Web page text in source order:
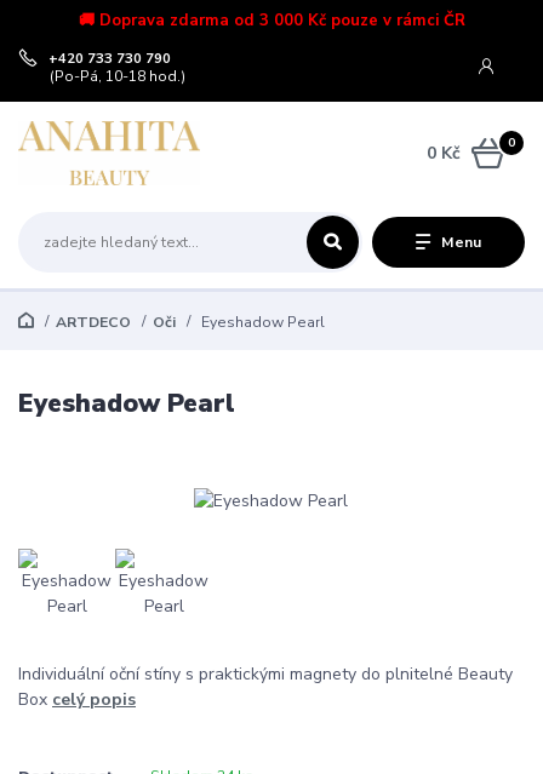
🚚 Doprava zdarma od 3 000 Kč pouze v rámci ČR
Menu
+420 733 730 790
(Po-Pá, 10-18 hod.)
0
0 Kč
ARTDECO Oči Eyeshadow Pearl
Eyeshadow Pearl
Individuální oční stíny s praktickými magnety do plnitelné Beauty
Box celý popis